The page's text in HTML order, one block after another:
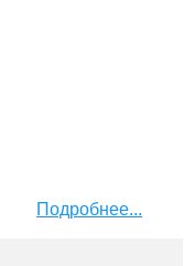
Подробнее...